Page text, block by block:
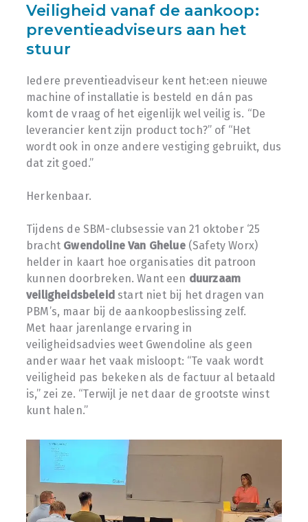
Veiligheid vanaf de aankoop:
preventieadviseurs aan het
stuur
Iedere preventieadviseur kent het:een nieuwe
machine of installatie is besteld en dán pas
komt de vraag of het eigenlijk wel veilig is. “De
leverancier kent zijn product toch?” of “Het
wordt ook in onze andere vestiging gebruikt, dus
dat zit goed.”
Herkenbaar.
Tijdens de SBM-clubsessie van 21 oktober ‘25
bracht Gwendoline Van Ghelue(Safety Worx)
helder in kaart hoe organisaties dit patroon
kunnen doorbreken. Want een duurzaam
veiligheidsbeleid start niet bij het dragen van
PBM’s, maar bij de aankoopbeslissing zelf.
Met haar jarenlange ervaring in
veiligheidsadvies weet Gwendoline als geen
ander waar het vaak misloopt: “Te vaak wordt
veiligheid pas bekeken als de factuur al betaald
is,” zei ze. “Terwijl je net daar de grootste winst
kunt halen.”